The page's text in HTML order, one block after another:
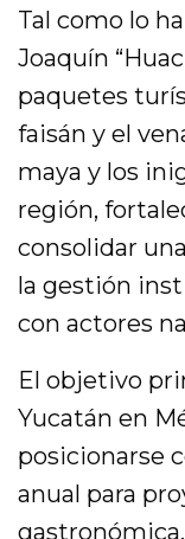
Tal como lo
Joaquín
paquetes
faisán y el
maya y los
región,
consolidar
la gestión
con actores
El objetivo
Yucatán en
posicionarse
anual para